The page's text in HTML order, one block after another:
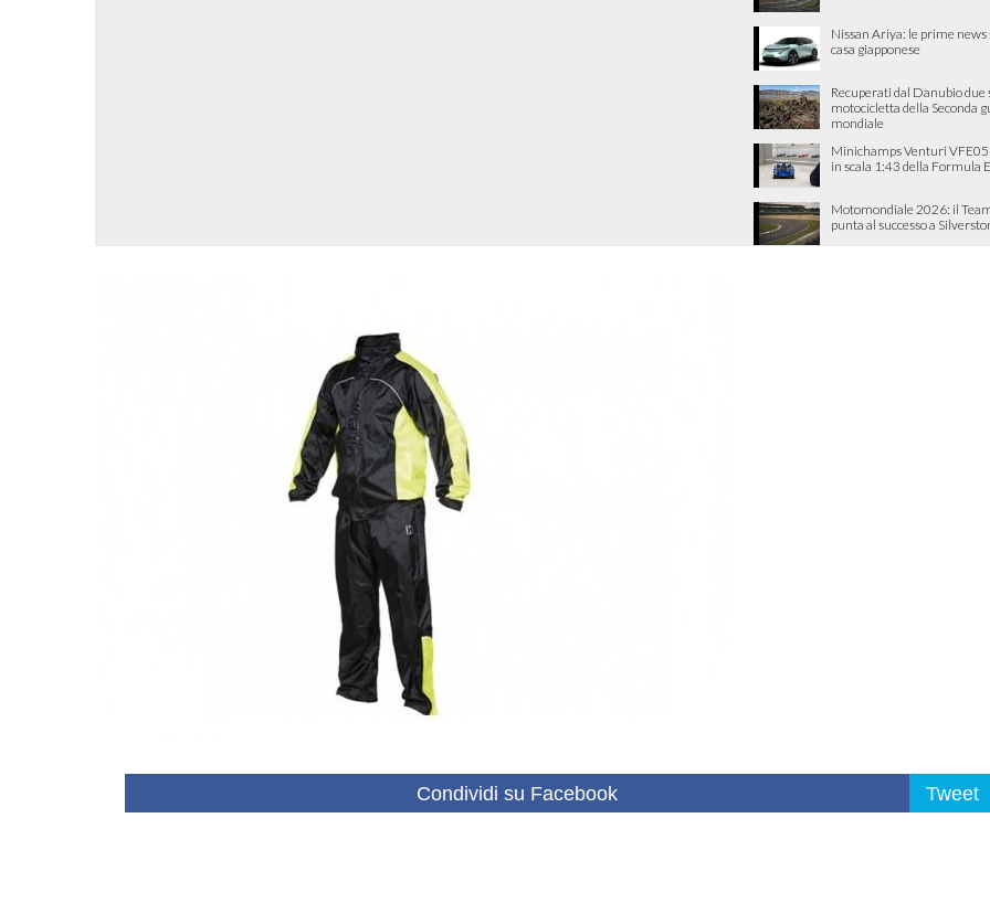
Nissan Ariya: le prime news
casa giapponese
Recuperati dal Danubio due
motocicletta della Seconda
mondiale
Minichamps Venturi
in scala 1:43 della Formula E
Motomondiale 2026: il
punta al successo a
Condividi su Facebook Tweet